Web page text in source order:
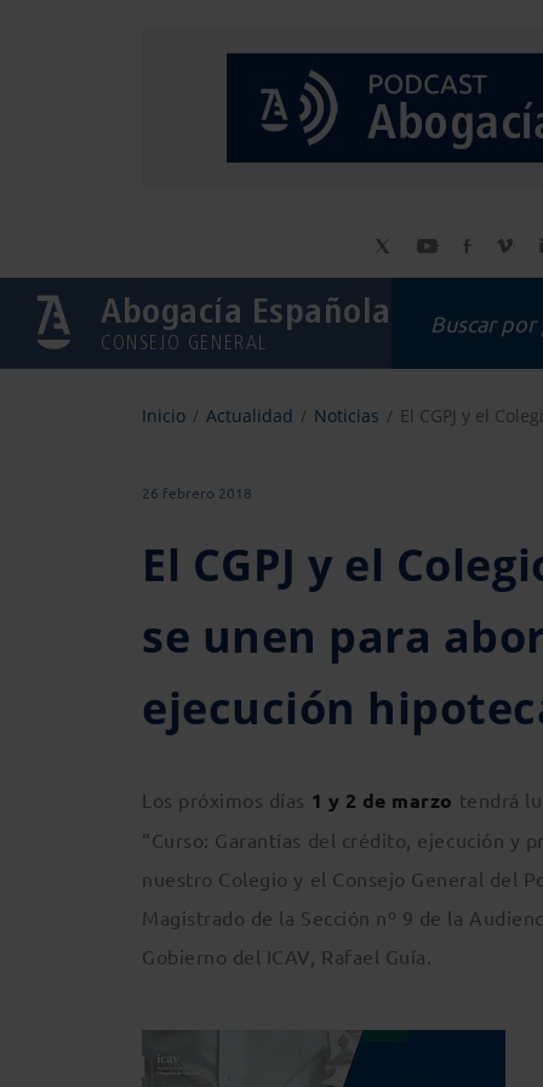
Abogacía Española
CONSEJO GENERAL
Inicio Actualidad Noticias El CGPJ y el
26 febrero 2018
El CGPJ y el
se unen para
ejecución
Los próximos días 1 y 2 de marzo tendrá
“Curso: Garantías del crédito, ejecución y
nuestro Colegio y el Consejo General del
Magistrado de la Sección nº 9 de la
Gobierno del ICAV, Rafael Guía.